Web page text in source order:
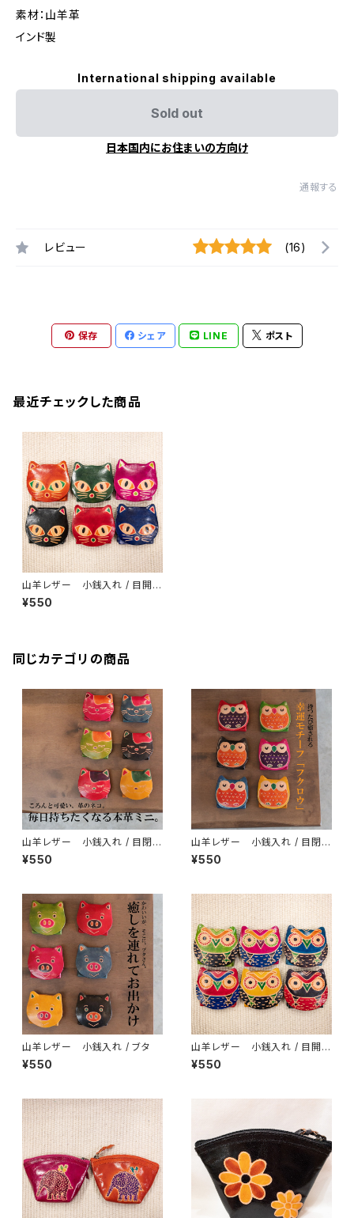
素材：山羊革
インド製
International shipping available
Sold out
日本国内にお住まいの方向け
通報する
レビュー (16)
保存 シェア LINE ポスト
最近チェックした商品
山羊レザー 小銭入れ / 目開き
ネコ
¥550
同じカテゴリの商品
山羊レザー 小銭入れ / 目閉じ
ネコ
¥550
山羊レザー 小銭入れ / 目閉じ
フクロウ
¥550
山羊レザー 小銭入れ / ブタ
¥550
山羊レザー 小銭入れ / 目開き
フクロウ
¥550